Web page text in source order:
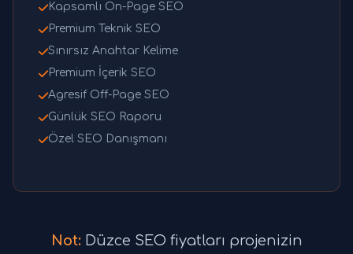
Kapsamlı On-Page SEO
Premium Teknik SEO
Sınırsız Anahtar Kelime
Premium İçerik SEO
Agresif Off-Page SEO
Günlük SEO Raporu
Özel SEO Danışmanı
Not:Düzce SEO fiyatları projenizin